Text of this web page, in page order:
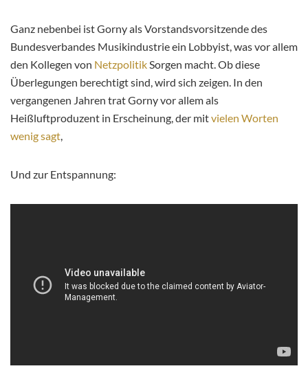
Ganz nebenbei ist Gorny als Vorstandsvorsitzende des
Bundesverbandes Musikindustrie ein Lobbyist, was vor allem
den Kollegen von NetzpolitikSorgen macht. Ob diese
Überlegungen berechtigt sind, wird sich zeigen. In den
vergangenen Jahren trat Gorny vor allem als
Heißluftproduzent in Erscheinung, der mitvielen Worten
wenig sagt,
Und zur Entspannung: